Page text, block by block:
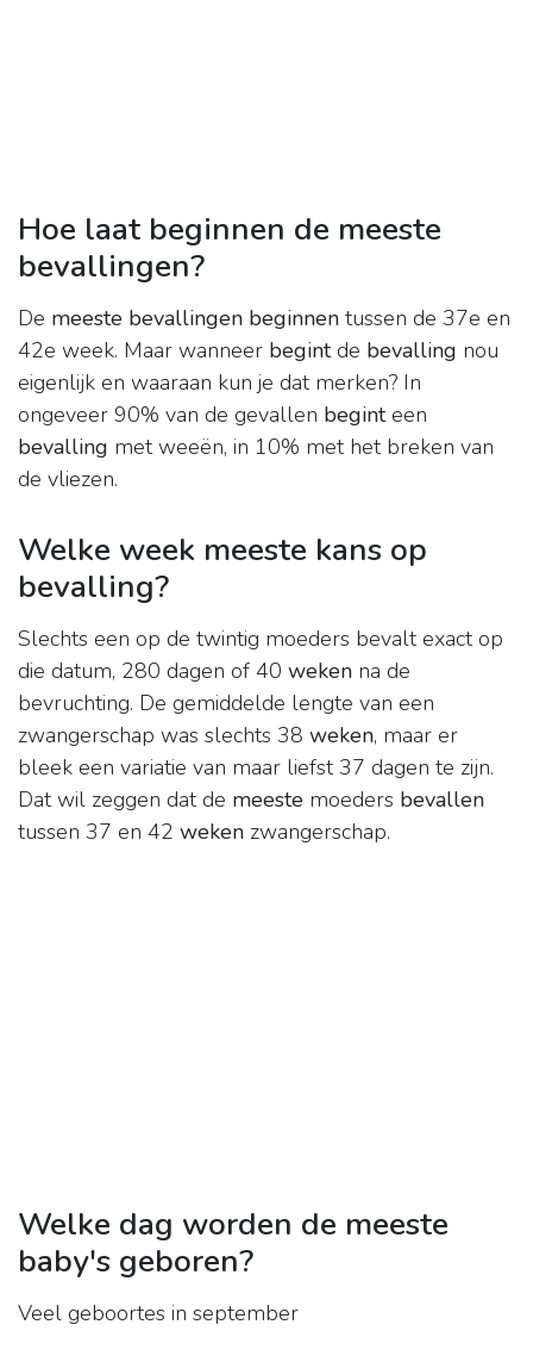
Hoe laat beginnen de meeste
bevallingen?
De meeste bevallingen beginnen tussen de 37e en
42e week. Maar wanneer begintde bevalling nou
eigenlijk en waaraan kun je dat merken? In
ongeveer 90% van de gevallen beginteen
bevalling met weeën, in 10% met het breken van
de vliezen.
Welke week meeste kans op
bevalling?
Slechts een op de twintig moeders bevalt exact op
die datum, 280 dagen of 40 weken na de
bevruchting. De gemiddelde lengte van een
zwangerschap was slechts 38 weken, maar er
bleek een variatie van maar liefst 37 dagen te zijn.
Dat wil zeggen dat de meeste moeders bevallen
tussen 37 en 42 weken zwangerschap.
Welke dag worden de meeste
baby's geboren?
Veel geboortes in september